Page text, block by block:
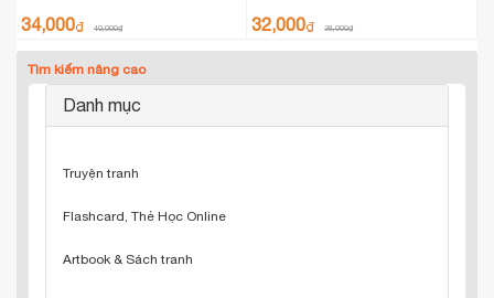
34,000₫ 40,000₫ 32,000₫ 38,000₫
Tìm kiếm nâng cao
Danh mục
Truyện tranh
Flashcard, Thẻ Học Online
Artbook & Sách tranh